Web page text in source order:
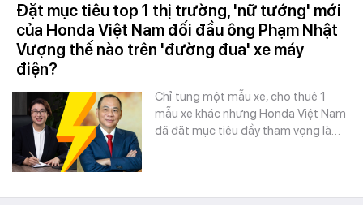
Đặt mục tiêu top 1 thị trường, 'nữ tướng' mới
của Honda Việt Nam đối đầu ông Phạm Nhật
Vượng thế nào trên 'đường đua' xe máy
điện?
Chỉ tung một mẫu xe, cho thuê 1
mẫu xe khác nhưng Honda Việt Nam
đã đặt mục tiêu đầy tham vọng là…